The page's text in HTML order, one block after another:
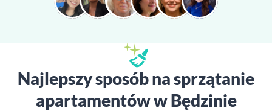
Najlepszy sposób na sprzątanie
apartamentów w Będzinie